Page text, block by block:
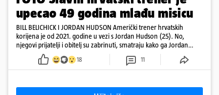
upecao 49 godina mlađu misicu
BILL BELICHICK I JORDAN HUDSON Američki trener hrvatskih
korijena je od 2021. godine u vezi s Jordan Hudson (25). No,
njegovi prijatelji i obitelj su zabrinuti, smatraju kako ga Jordan
kontrolira
18 11